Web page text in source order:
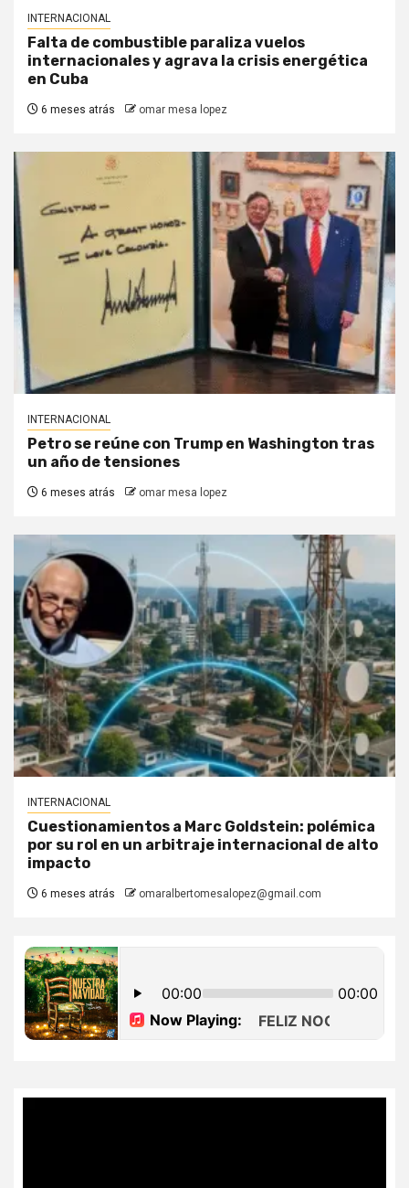
INTERNACIONAL
Falta de combustible paraliza vuelos
internacionales y agrava la crisis energética
en Cuba
6 meses atrás omar mesa lopez
INTERNACIONAL
Petro se reúne con Trump en Washington tras
un año de tensiones
6 meses atrás omar mesa lopez
INTERNACIONAL
Cuestionamientos a Marc Goldstein: polémica
por su rol en un arbitraje internacional de alto
impacto
6 meses atrás omaralbertomesalopez@gmail.com